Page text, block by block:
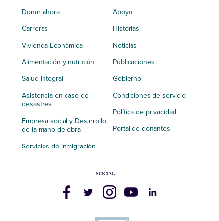
Donar ahora
Carreras
Vivienda Económica
Alimentación y nutrición
Salud integral
Asistencia en caso de
desastres
Empresa social y Desarrollo
de la mano de obra
Servicios de inmigración
Apoyo
Historias
Noticias
Publicaciones
Gobierno
Condiciones de servicio
Política de privacidad
Portal de donantes
SOCIAL